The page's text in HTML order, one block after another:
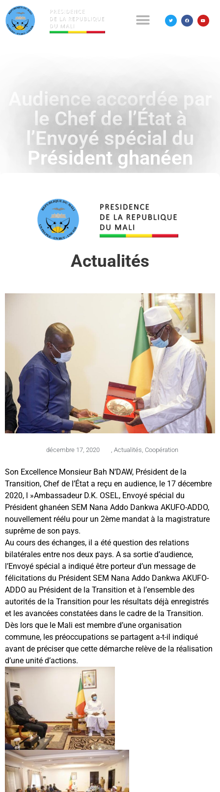
Audience accordée par
le Chef de l’État à
l’Envoyé spécial du
Président ghanéen
Actualités
décembre 17, 2020 Actualités Coopération
Son Excellence Monsieur Bah N’DAW, Président de la
Transition, Chef de l’État a reçu en audience, le 17 décembre
2020, l »Ambassadeur D.K. OSEL, Envoyé spécial du
Président ghanéen SEM Nana Addo Dankwa AKUFO-ADDO,
nouvellement réélu pour un 2ème mandat à la magistrature
suprême de son pays.
Au cours des échanges, il a été question des relations
bilatérales entre nos deux pays. A sa sortie d’audience,
l’Envoyé spécial a indiqué être porteur d’un message de
félicitations du Président SEM Nana Addo Dankwa AKUFO-
ADDO au Président de la Transition et à l’ensemble des
autorités de la Transition pour les résultats déjà enregistrés
et les avancées constatées dans le cadre de la Transition.
Dès lors que le Mali est membre d’une organisation
commune, les préoccupations se partagent a-t-il indiqué
avant de préciser que cette démarche relève de la réalisation
d’une unité d’actions.